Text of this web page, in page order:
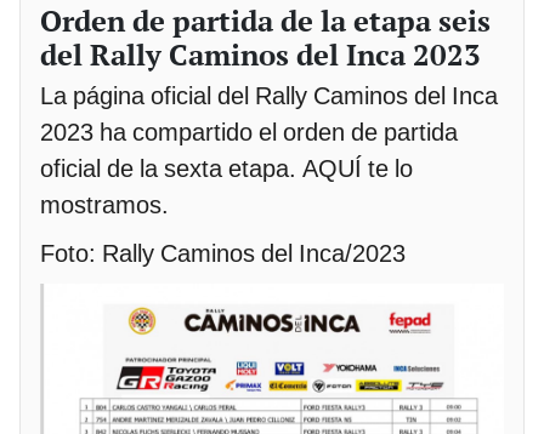
Orden de partida de la etapa seis
del Rally Caminos del Inca 2023
La página oficial del Rally Caminos del Inca
2023 ha compartido el orden de partida
oficial de la sexta etapa. AQUÍ te lo
mostramos.
Foto: Rally Caminos del Inca/2023